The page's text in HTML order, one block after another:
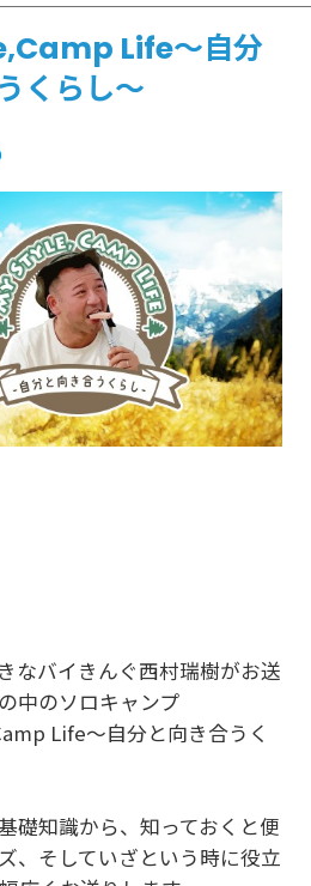
Life～自分
くらし～
なバイきんぐ西村瑞樹がお送
中のソロキャンプ
Life〜自分と向き合うく
礎知識から、知っておくと便
、そしていざという時に役立